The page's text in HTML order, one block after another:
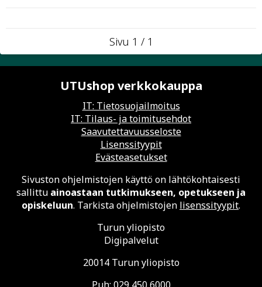
Sivu 1 / 1
UTUshop verkkokauppa
IT: Tietosuojailmoitus
IT: Tilaus- ja toimitusehdot
Saavutettavuusseloste
Lisenssityypit
Evästeasetukset
Sivuston ohjelmistojen käyttö on lähtökohtaisesti
sallittu ainoastaan tutkimukseen, opetukseen ja
opiskeluun. Tarkista ohjelmistojen lisenssityypit.
Turun yliopisto
Digipalvelut
20014 Turun yliopisto